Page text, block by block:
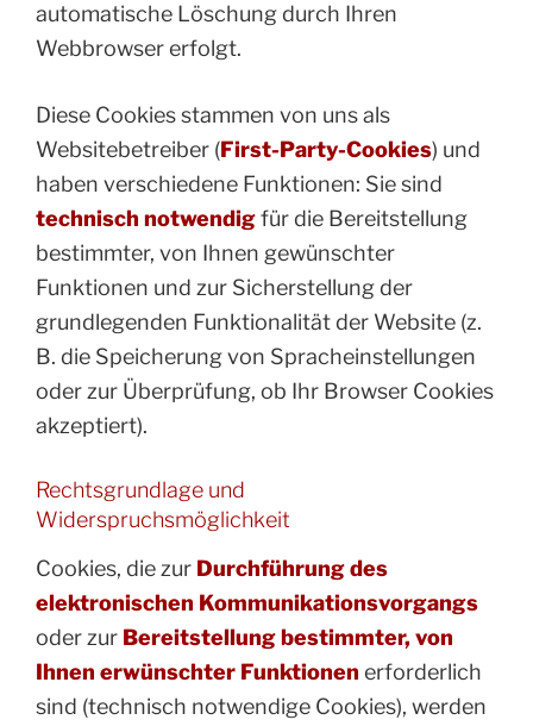
automatische Löschung durch Ihren
Webbrowser erfolgt.
Diese Cookies stammen von uns als
Websitebetreiber (First-Party-Cookies) und
haben verschiedene Funktionen: Sie sind
technisch notwendigfür die Bereitstellung
bestimmter, von Ihnen gewünschter
Funktionen und zur Sicherstellung der
grundlegenden Funktionalität der Website (z.
B. die Speicherung von Spracheinstellungen
oder zur Überprüfung, ob Ihr Browser Cookies
akzeptiert).
Rechtsgrundlage und
Widerspruchsmöglichkeit
Cookies, die zur Durchführung des
elektronischen Kommunikationsvorgangs
oder zur Bereitstellung bestimmter, von
Ihnen erwünschter Funktionen erforderlich
sind (technisch notwendige Cookies), werden